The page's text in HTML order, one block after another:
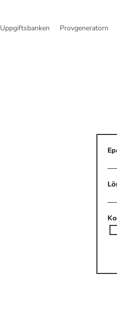
Uppgiftsbanken Provgeneratorn